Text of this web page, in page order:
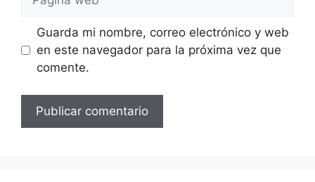
Guarda mi nombre, correo electrónico y web
en este navegador para la próxima vez que
comente.